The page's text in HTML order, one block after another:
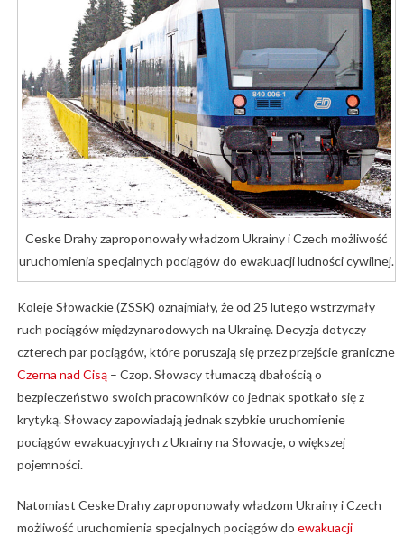
Ceske Drahy zaproponowały władzom Ukrainy i Czech możliwość
uruchomienia specjalnych pociągów do ewakuacji ludności cywilnej.
Koleje Słowackie (ZSSK) oznajmiały, że od 25 lutego wstrzymały
ruch pociągów międzynarodowych na Ukrainę. Decyzja dotyczy
czterech par pociągów, które poruszają się przez przejście graniczne
Czerna nad Cisą– Czop. Słowacy tłumaczą dbałością o
bezpieczeństwo swoich pracowników co jednak spotkało się z
krytyką. Słowacy zapowiadają jednak szybkie uruchomienie
pociągów ewakuacyjnych z Ukrainy na Słowacje, o większej
pojemności.
Natomiast Ceske Drahy zaproponowały władzom Ukrainy i Czech
możliwość uruchomienia specjalnych pociągów do ewakuacji